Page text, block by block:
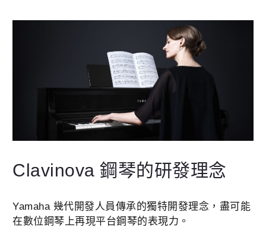
Clavinova 鋼琴的研發理念
Yamaha 幾代開發人員傳承的獨特開發理念，盡可能
在數位鋼琴上再現平台鋼琴的表現力。